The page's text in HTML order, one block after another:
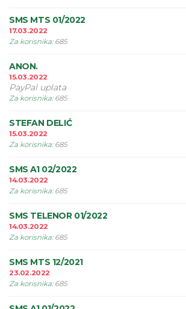
SMS MTS 01/2022
17.03.2022
Za korisnika: 685
ANON.
15.03.2022
PayPal uplata
Za korisnika: 685
STEFAN DELIĆ
15.03.2022
Za korisnika: 685
SMS A1 02/2022
14.03.2022
Za korisnika: 685
SMS TELENOR 01/2022
14.03.2022
Za korisnika: 685
SMS MTS 12/2021
23.02.2022
Za korisnika: 685